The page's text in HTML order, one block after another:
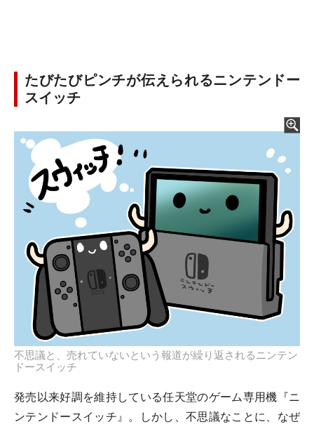
たびたびピンチが伝えられるニンテンドー
スイッチ
不思議と、売れていないという報道が繰り返されるニンテン
ドースイッチ
発売以来好調を維持している任天堂のゲーム専用機『ニ
ンテンドースイッチ』。しかし、不思議なことに、なぜ